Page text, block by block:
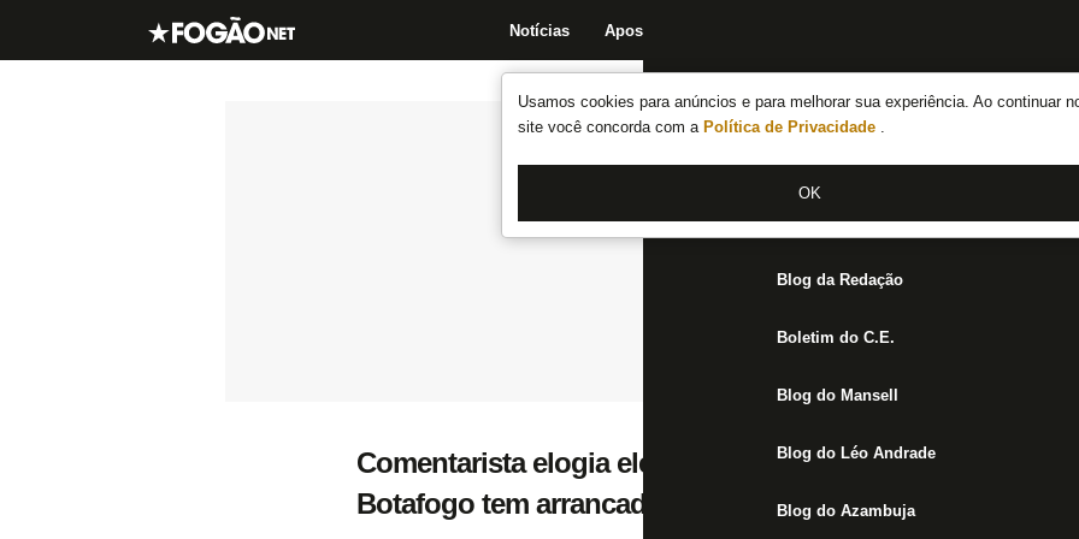
Usamos cookies para anúncios e para melhorar sua experiência. Ao continuar
site você concorda com a Política de Privacidade .
OK
Notícias Apostas
Notícias do Botafogo
Fórum
Jogos
Blog da Redação
Boletim do C.E.
Blog do Mansell
Blog do Léo Andrade
Blog do Azambuja
Comentarista elogia elenco alvinegro: ‘É até difícil
Botafogo tem arrancado boas atuações e vitórias’